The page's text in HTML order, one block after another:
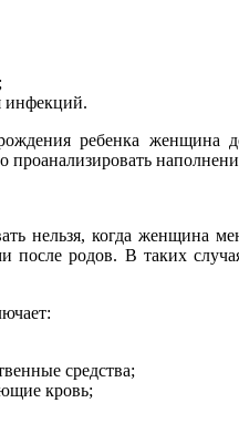
инфекций.
ребенка женщина
проанализировать
нельзя, когда женщина
после родов. В таких
средства;
кровь;